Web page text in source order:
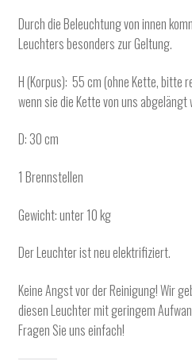
Durch die Beleuchtung von innen
Leuchters besonders zur Geltung.
H (Korpus): 55 cm (ohne Kette, bitte
wenn sie die Kette von uns abgelängt
D: 30 cm
1 Brennstellen
Gewicht: unter 10 kg
Der Leuchter ist neu elektrifiziert.
Keine Angst vor der Reinigung! Wir
diesen Leuchter mit geringem
Fragen Sie uns einfach!